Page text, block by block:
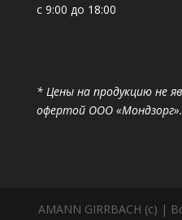
с 9:00 до 18:00
* Цены на продукцию не
офертой ООО «Мондзорг».
AMANN GIRRBACH (с) |